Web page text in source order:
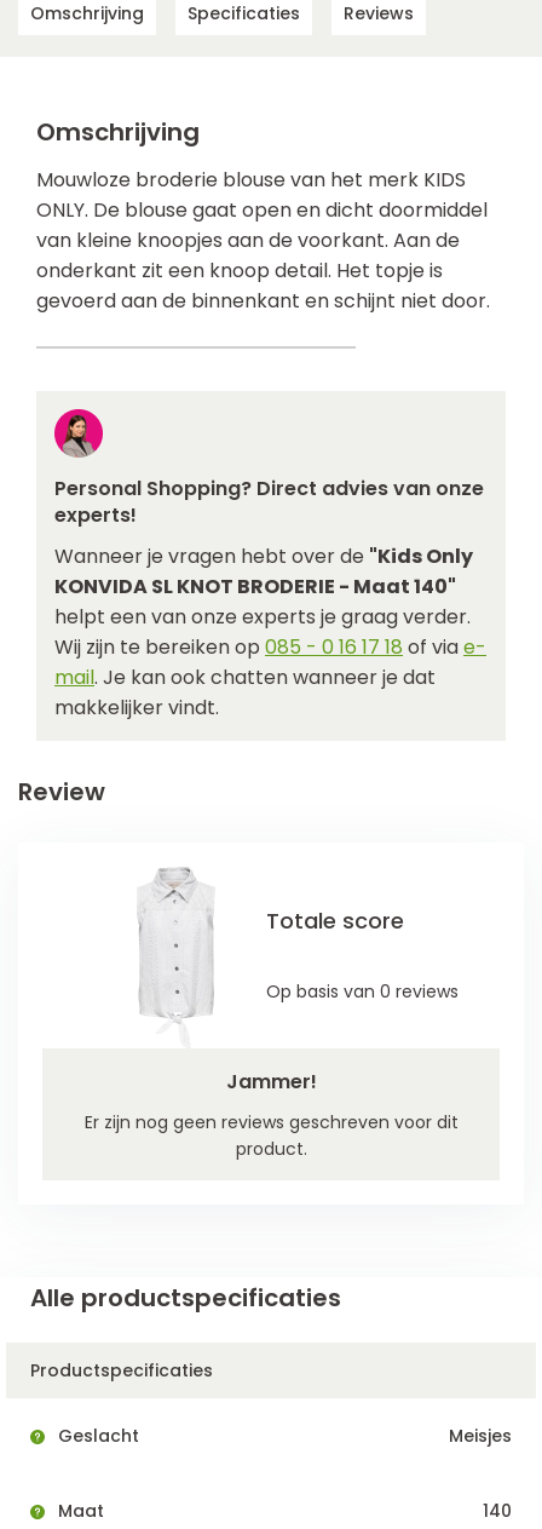
Omschrijving Specificaties Reviews
Omschrijving
Mouwloze broderie blouse van het merk KIDS
ONLY. De blouse gaat open en dicht doormiddel
van kleine knoopjes aan de voorkant. Aan de
onderkant zit een knoop detail. Het topje is
gevoerd aan de binnenkant en schijnt niet door.
Personal Shopping? Direct advies van onze
experts!
Wanneer je vragen hebt over de "Kids Only
KONVIDA SL KNOT BRODERIE - Maat 140"
helpt een van onze experts je graag verder.
Wij zijn te bereiken op 085 - 0 16 17 18 of viae-
mail. Je kan ook chatten wanneer je dat
makkelijker vindt.
Review
Jammer!
Er zijn nog geen reviews geschreven voor dit
product.
Totale score
Op basis van 0 reviews
Alle productspecificaties
Productspecificaties
Geslacht Meisjes
Maat 140